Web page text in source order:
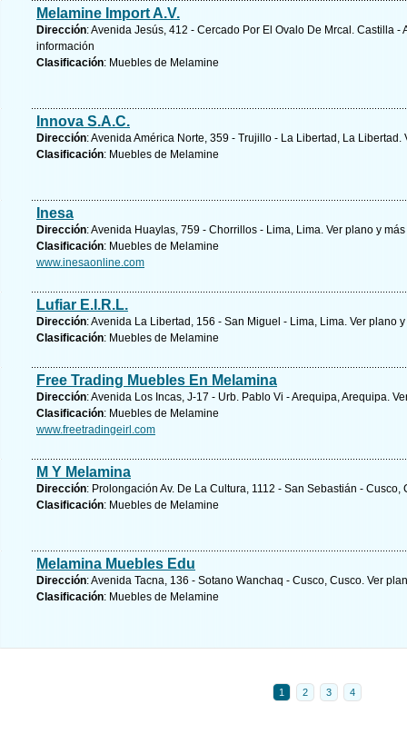
Melamine Import A.V.
Dirección: Avenida Jesús, 412 - Cercado Por El Ovalo De Mrcal. Castilla -
información
Clasificación: Muebles de Melamine
Innova S.A.C.
Dirección: Avenida América Norte, 359 - Trujillo - La Libertad, La Libertad.
Clasificación: Muebles de Melamine
Inesa
Dirección: Avenida Huaylas, 759 - Chorrillos - Lima, Lima. Ver plano y
Clasificación: Muebles de Melamine
www.inesaonline.com
Lufiar E.I.R.L.
Dirección: Avenida La Libertad, 156 - San Miguel - Lima, Lima. Ver plano y
Clasificación: Muebles de Melamine
Free Trading Muebles En Melamina
Dirección: Avenida Los Incas, J-17 - Urb. Pablo Vi - Arequipa, Arequipa.
Clasificación: Muebles de Melamine
www.freetradingeirl.com
M Y Melamina
Dirección: Prolongación Av. De La Cultura, 1112 - San Sebastián - Cusco,
Clasificación: Muebles de Melamine
Melamina Muebles Edu
Dirección: Avenida Tacna, 136 - Sotano Wanchaq - Cusco, Cusco. Ver
Clasificación: Muebles de Melamine
1 2 3 4